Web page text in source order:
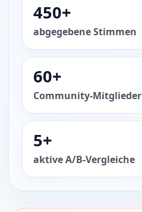
450+
abgegebene Stimmen
60+
Community-Mitglieder
5+
aktive A/B-Vergleiche